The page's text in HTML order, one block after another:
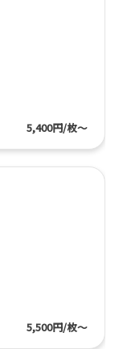
5,400円/枚～
5,500円/枚～